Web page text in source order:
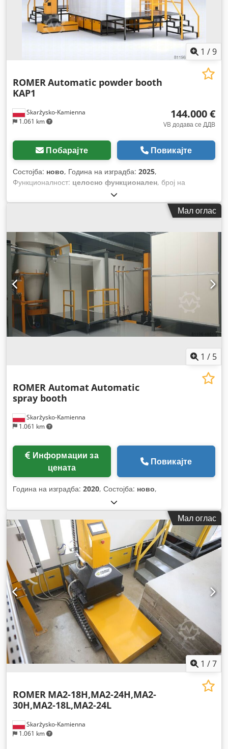
1 /9
Skarżysko-Kamienna
1.061 km
ROMERAutomatic powder booth
KAP1
144.000 €
VB додава се ДДВ
Побарајте Повикајте
Состојба: ново, Година на изградба: 2025,
Функционалност: целосно функционален, број на
, потрошувачка на воздух:
ч, моќ:36 kW (48,95 коњски сили), вшмукувачки
Мал оглас
1 / 5
Skarżysko-Kamienna
1.061 km
ROMER AutomatAutomatic
spray booth
цената
Повикајте
Година на изградба: 2020, Состојба: ново,
Мал оглас
1 /7
Skarżysko-Kamienna
1.061 km
ROMER MA2-18H,MA2-24H,MA2-
30H,MA2-18L,MA2-24L